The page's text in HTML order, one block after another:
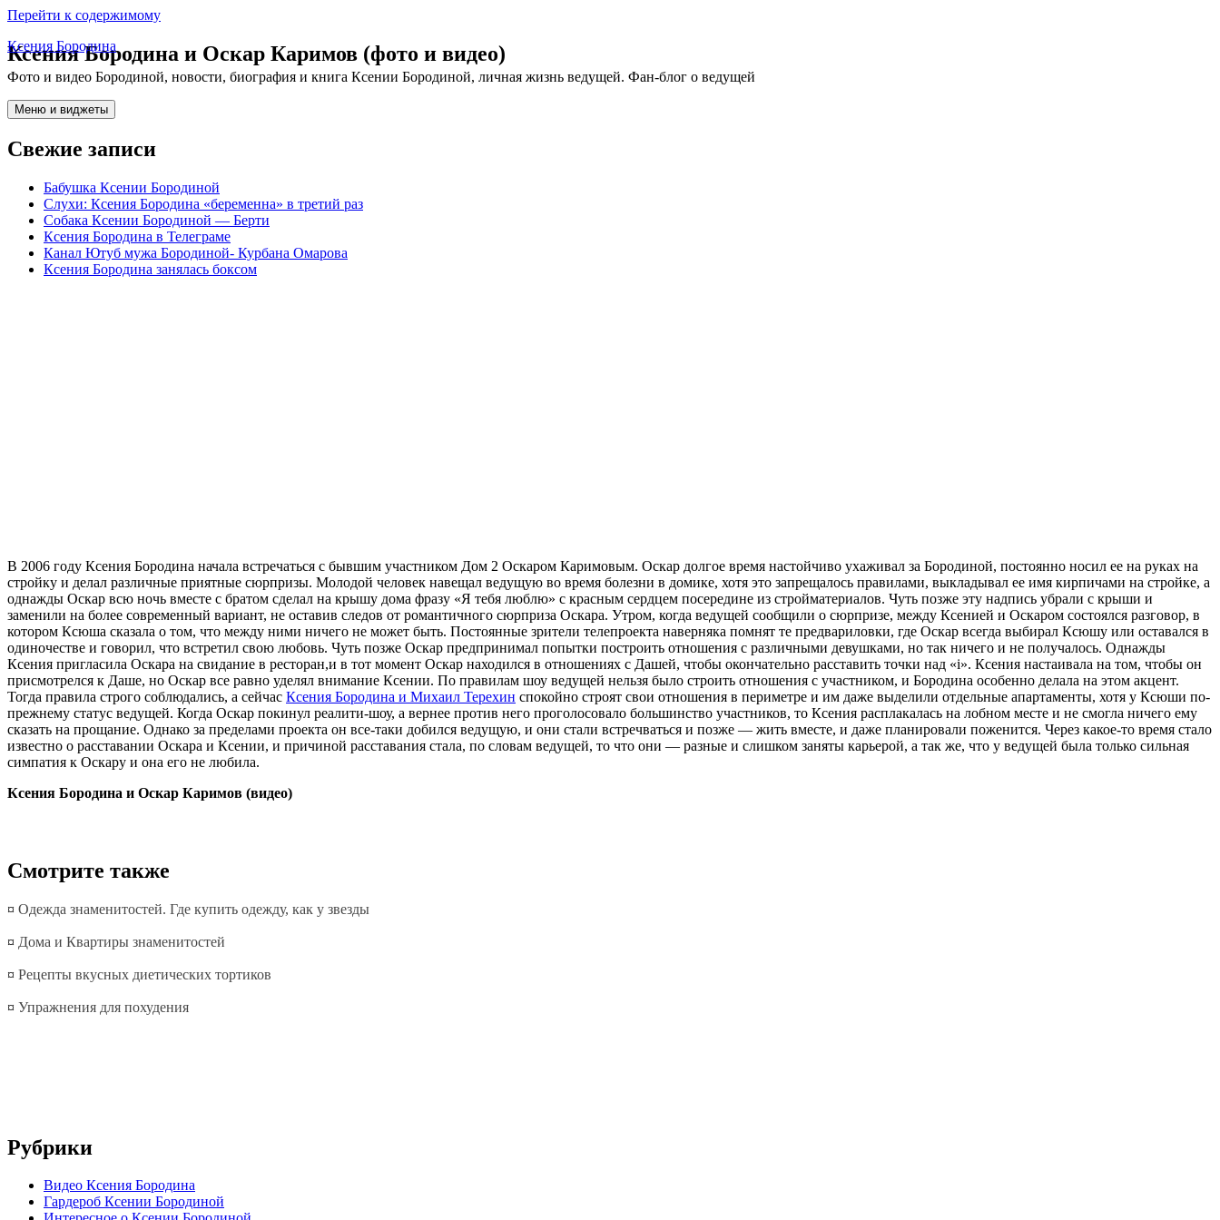
Перейти к содержимому
Ксения Бородина
Фото и видео Бородиной, новости, биография и книга Ксении Бородиной, личная жизнь ведущей. Фан-блог о ведущей
Меню и виджеты
Свежие записи
Бабушка Ксении Бородиной
Слухи: Ксения Бородина «беременна» в третий раз
Собака Ксении Бородиной — Берти
Ксения Бородина в Телеграме
Канал Ютуб мужа Бородиной- Курбана Омарова
Ксения Бородина занялась боксом
Смотрите также
¤ Одежда знаменитостей. Где купить одежду, как у звезды
¤ Дома и Квартиры знаменитостей
¤ Рецепты вкусных диетических тортиков
¤ Упражнения для похудения
Рубрики
Видео Ксения Бородина
Гардероб Ксении Бородиной
Ксения Бородина и Оскар Каримов (фото и видео)
В 2006 году Ксения Бородина начала встречаться с бывшим участником Дом 2 Оскаром Каримовым. Оскар долгое время настойчиво ухаживал за Бородиной, постоянно носил ее на руках на
стройку и делал различные приятные сюрпризы. Молодой человек навещал ведущую во время болезни в домике, хотя это запрещалось правилами, выкладывал ее имя кирпичами на стройке, а
однажды Оскар всю ночь вместе с братом сделал на крышу дома фразу «Я тебя люблю» с красным сердцем посередине из стройматериалов. Чуть позже эту надпись убрали с крыши и
заменили на более современный вариант, не оставив следов от романтичного сюрприза Оскара. Утром, когда ведущей сообщили о сюрпризе, между Ксенией и Оскаром состоялся разговор, в
котором Ксюша сказала о том, что между ними ничего не может быть. Постоянные зрители телепроекта наверняка помнят те предвариловки, где Оскар всегда выбирал Ксюшу или оставался в
одиночестве и говорил, что встретил свою любовь. Чуть позже Оскар предпринимал попытки построить отношения с различными девушками, но так ничего и не получалось. Однажды
Ксения пригласила Оскара на свидание в ресторан,и в тот момент Оскар находился в отношениях с Дашей, чтобы окончательно расставить точки над «i». Ксения настаивала на том, чтобы он
присмотрелся к Даше, но Оскар все равно уделял внимание Ксении. По правилам шоу ведущей нельзя было строить отношения с участником, и Бородина особенно делала на этом акцент.
Тогда правила строго соблюдались, а сейчас Ксения Бородина и Михаил Терехин спокойно строят свои отношения в периметре и им даже выделили отдельные апартаменты, хотя у Ксюши по-
прежнему статус ведущей. Когда Оскар покинул реалити-шоу, а вернее против него проголосовало большинство участников, то Ксения расплакалась на лобном месте и не смогла ничего ему
сказать на прощание. Однако за пределами проекта он все-таки добился ведущую, и они стали встречваться и позже — жить вместе, и даже планировали поженится. Через какое-то время стало
известно о расставании Оскара и Ксении, и причиной расставания стала, по словам ведущей, то что они — разные и слишком заняты карьерой, а так же, что у ведущей была только сильная
симпатия к Оскару и она его не любила.
Ксения Бородина и Оскар Каримов (видео)